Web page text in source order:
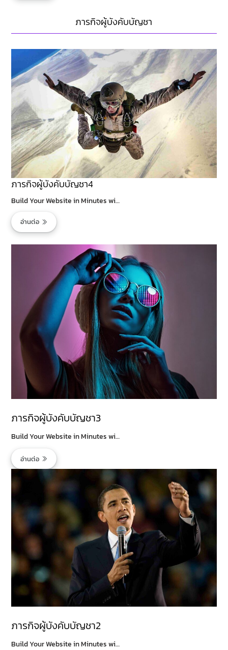
ภารกิจผู้บังคับบัญชา
ภารกิจผู้บังคับบัญชา4
Build Your Website in Minutes wi…
อ่านต่อ
ภารกิจผู้บังคับบัญชา3
Build Your Website in Minutes wi…
อ่านต่อ
ภารกิจผู้บังคับบัญชา2
Build Your Website in Minutes wi…